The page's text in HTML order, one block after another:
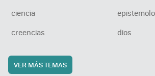
ciencia
creencias
dios
VER MÁS TEMAS